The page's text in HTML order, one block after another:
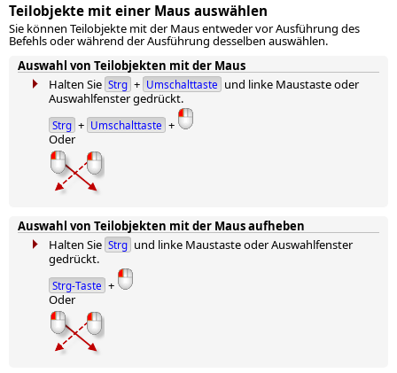
Teilobjekte mit einer Maus auswählen
Sie können Teilobjekte mit der Maus entweder vor Ausführung des
Befehls oder während der Ausführung desselben auswählen.
Auswahl von Teilobjekten mit der Maus
Halten Sie Strg + Umschalttaste und linke Maustaste oder
Auswahlfenster gedrückt.
Strg + Umschalttaste +
Oder
Auswahl von Teilobjekten mit der Maus aufheben
Halten Sie Strg und linke Maustaste oder Auswahlfenster
gedrückt.
Strg-Taste +
Oder